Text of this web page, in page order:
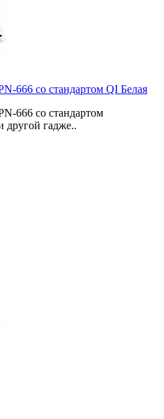
666 со стандартом QI Белая
666 со стандартом
другой гадже..